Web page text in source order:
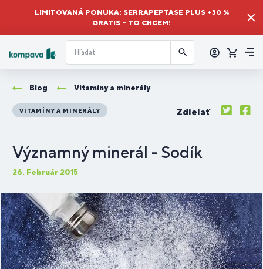
LIMITOVANÁ PONUKA: SERRAPEPTASE PLUS +30 %
GRATIS – TO CHCEM!
sa
Košík
Blog Vitamíny a minerály
VITAMÍNY A MINERÁLY Zdielať
Významný minerál - Sodík
26. Február 2015